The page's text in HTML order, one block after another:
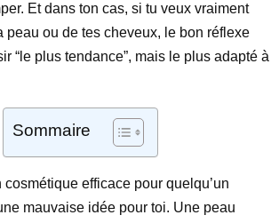
Et dans ton cas, si tu veux vraiment
peau ou de tes cheveux, le bon réflexe
“le plus tendance”, mais le plus adapté à
Sommaire
efficace pour quelqu’un
mauvaise idée pour toi. Une peau